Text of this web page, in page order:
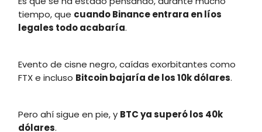
tiempo, que cuando Binance entrara en líos
legales todo acabaría.
Evento de cisne negro, caídas exorbitantes como
FTX e incluso Bitcoin bajaría de los 10k dólares.
Pero ahí sigue en pie, y BTC ya superó los 40k
dólares.